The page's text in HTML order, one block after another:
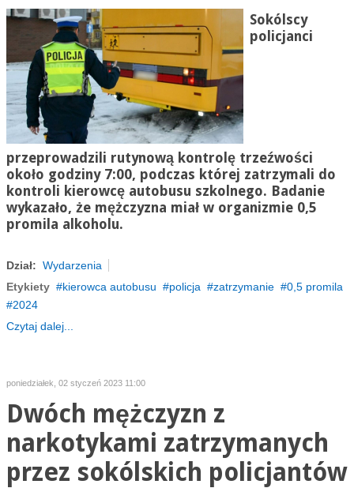
Sokólscy
policjanci
przeprowadzili rutynową kontrolę trzeźwości
około godziny 7:00, podczas której zatrzymali do
kontroli kierowcę autobusu szkolnego. Badanie
wykazało, że mężczyzna miał w organizmie 0,5
promila alkoholu.
Dział: Wydarzenia
Etykiety
kierowca autobusu policja zatrzymanie
0,5 promila
2024
Czytaj dalej...
poniedziałek, 02 styczeń 2023 11:00
Dwóch mężczyzn z
narkotykami zatrzymanych
przez sokólskich policjantów